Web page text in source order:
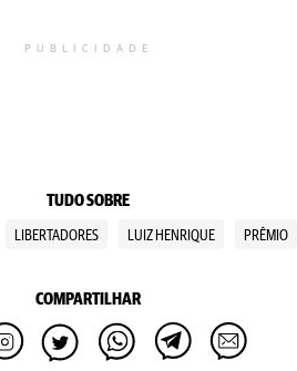
PUBLICIDADE
TUDO SOBRE
LIBERTADORES LUIZ HENRIQUE PRÊMIO
COMPARTILHAR